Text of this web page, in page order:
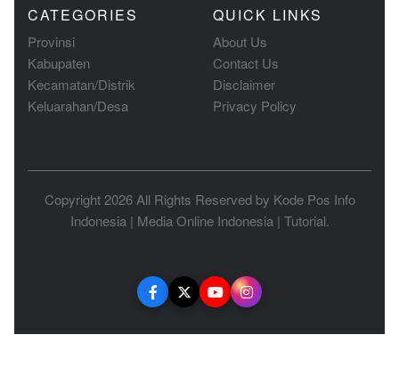
CATEGORIES
Provinsi
Kabupaten
Kecamatan/Distrik
Keluarahan/Desa
QUICK LINKS
About Us
Contact Us
Disclaimer
Privacy Policy
Copyright 2026 All Rights Reserved by Kode Pos Info
Indonesia| Media Online Indonesia| Tutorial.